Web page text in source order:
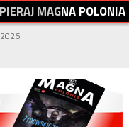
PIERAJMAGNAPOLONIA